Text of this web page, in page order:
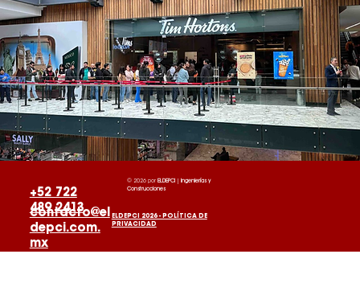
+52 722
489 2413
contacto@el
depci.com.
mx
© 2026 por ELDEPCI
Ingenierías y
Construcciones
ELDEPCI 2026 - POLÍTICA DE
PRIVACIDAD